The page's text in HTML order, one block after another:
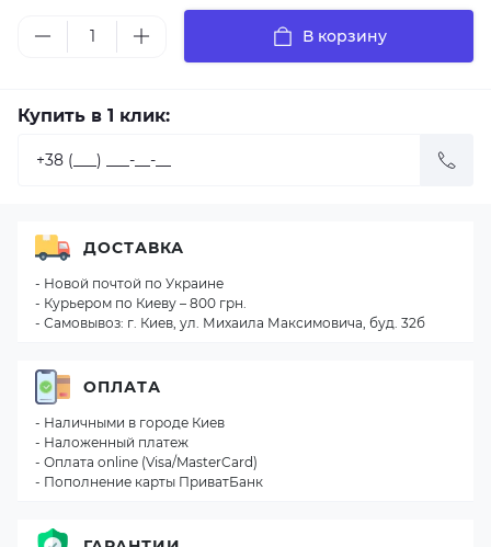
В корзину
Купить в 1 клик:
ДОСТАВКА
- Новой почтой по Украине
- Курьером по Киеву – 800 грн.
- Самовывоз: г. Киев, ул. Михаила Максимовича, буд. 32б
ОПЛАТА
- Наличными в городе Киев
- Наложенный платеж
- Оплата online (Visa/MasterCard)
- Пополнение карты ПриватБанк